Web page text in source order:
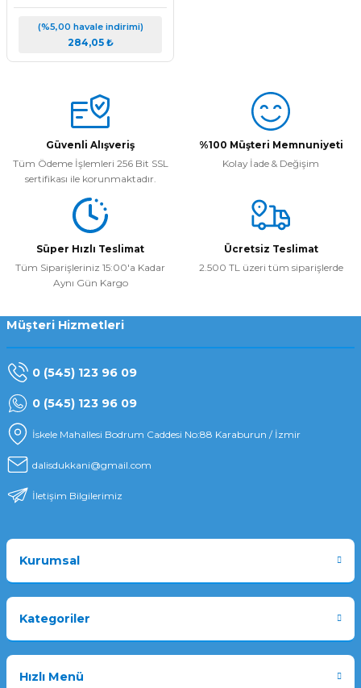
(%5,00 havale indirimi)
284,05 ₺
Güvenli Alışveriş
Tüm Ödeme İşlemleri 256 Bit SSL
sertifikası ile korunmaktadır.
%100 Müşteri Memnuniyeti
Kolay İade & Değişim
Süper Hızlı Teslimat
Tüm Siparişleriniz 15:00'a Kadar
Aynı Gün Kargo
Ücretsiz Teslimat
2.500 TL üzeri tüm siparişlerde
Müşteri Hizmetleri
0 (545) 123 96 09
0 (545) 123 96 09
İskele Mahallesi Bodrum Caddesi No:88 Karaburun / İzmir
dalisdukkani@gmail.com
İletişim Bilgilerimiz
Kurumsal
Kategoriler
Hızlı Menü